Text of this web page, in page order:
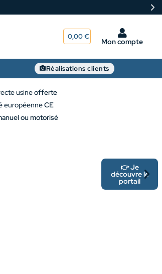
0,00€
Mon compte
Réalisations clients
usineofferte
européenneCE
ou motorisé
👉 Je
découvre le
portail